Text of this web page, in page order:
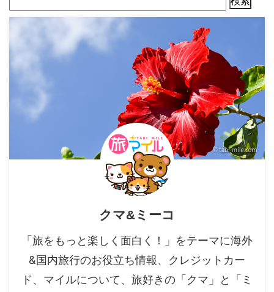
クマ&ミーコ
「旅をもっと楽しく面白く！」をテーマに海外
&国内旅行のお役立ち情報、クレジットカー
ド、マイルについて、旅好きの「クマ」と「ミ